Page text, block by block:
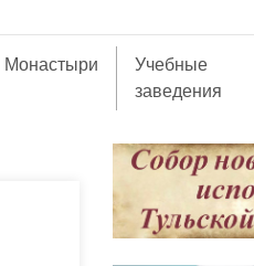
Монастыри
Учебные
заведения